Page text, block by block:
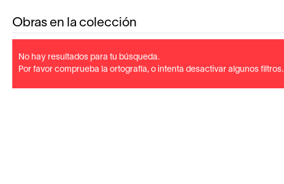
Obras en la colección
No hay resultados para tu búsqueda.
Por favor comprueba la ortografía, o intenta desactivar algunos filtros.